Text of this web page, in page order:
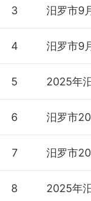
3 汨罗市9
4 汨罗市9
5 2025年
6 汨罗市
7 汨罗市
8 2025年